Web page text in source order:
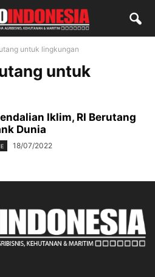
untuk lingkungan
untuk
Iklim, RI Berutang
Dunia
18/07/2022